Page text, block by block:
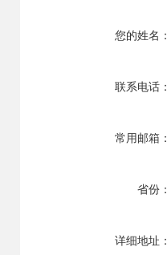
您的姓名：
联系电话：
常用邮箱：
省份：
详细地址：